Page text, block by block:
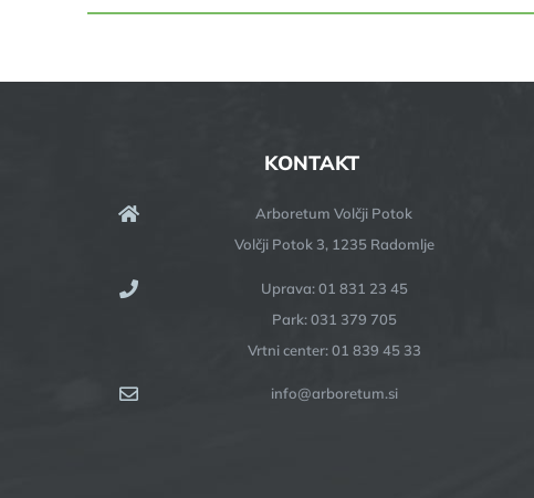
KONTAKT
Arboretum Volčji Potok
Volčji Potok 3, 1235 Radomlje
Uprava: 01 831 23 45
Park: 031 379 705
Vrtni center: 01 839 45 33
info@arboretum.si